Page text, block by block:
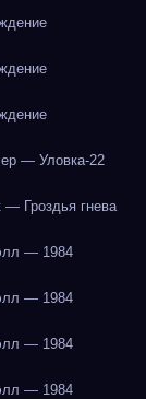
— Уловка-22
Гроздья гнева
— 1984
— 1984
— 1984
— 1984